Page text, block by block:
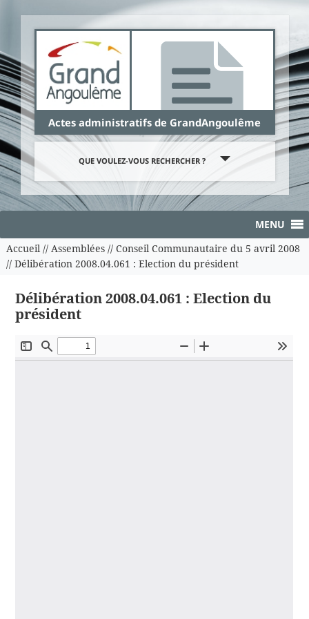
Actes administratifs de GrandAngoulême
QUE VOULEZ-VOUS RECHERCHER ?
MENU
Accueil// Assemblées// Conseil Communautaire du 5 avril 2008
// Délibération 2008.04.061 : Election du président
Délibération 2008.04.061 : Election du
président
Panneau de gestion des cookies